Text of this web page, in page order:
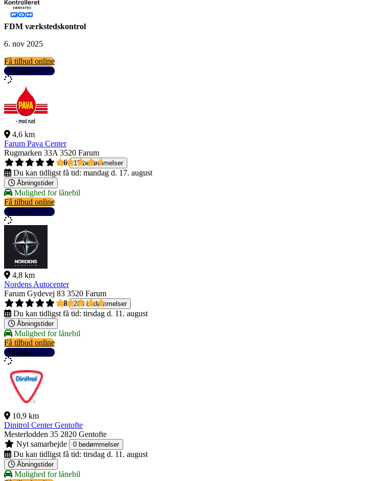
FDM værkstedskontrol
6. nov 2025
Få tilbud online
Se detaljer
4,6 km
Farum Pava Center
Rugmarken 33A 3520 Farum
4,6
17 bedømmelser
Du kan tidligst få tid: mandag d. 17. august
Åbningstider
Mulighed for lånebil
Få tilbud online
Se detaljer
4,8 km
Nordens Autocenter
Farum Gydevej 83 3520 Farum
4,8
286 bedømmelser
Du kan tidligst få tid: tirsdag d. 11. august
Åbningstider
Mulighed for lånebil
Få tilbud online
Se detaljer
10,9 km
Dinitrol Center Gentofte
Mesterlodden 35 2820 Gentofte
Nyt samarbejde
0 bedømmelser
Du kan tidligst få tid: tirsdag d. 11. august
Åbningstider
Mulighed for lånebil